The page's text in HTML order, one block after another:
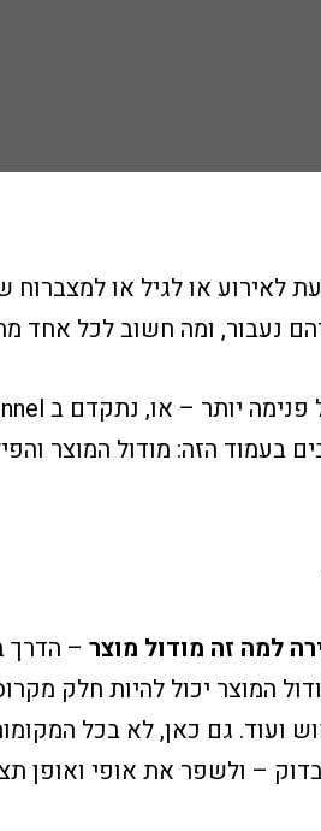
לאירוע או לגיל או
נעבור, ומה חשוב לכל אחד
בעמוד הזה: מודול המוצר
למה זה מודול מוצר – הדרך
המוצר יכול להיות חלק
ועוד. גם כאן, לא בכל
– ולשפר את אופי ואופן